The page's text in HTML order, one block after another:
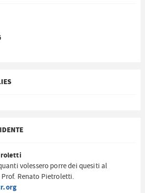
volessero porre dei quesiti al
Prof. Renato Pietroletti.